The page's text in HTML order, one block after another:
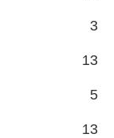
3
13
5
13